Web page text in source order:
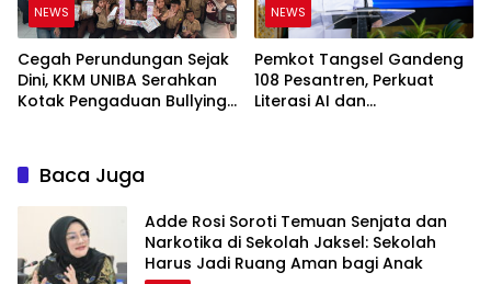
NEWS
Cegah Perundungan Sejak
Dini, KKM UNIBA Serahkan
Kotak Pengaduan Bullying
NEWS
Pemkot Tangsel Gandeng
108 Pesantren, Perkuat
Literasi AI dan
Baca Juga
Adde Rosi Soroti Temuan Senjata dan
Narkotika di Sekolah Jaksel: Sekolah
Harus Jadi Ruang Aman bagi Anak